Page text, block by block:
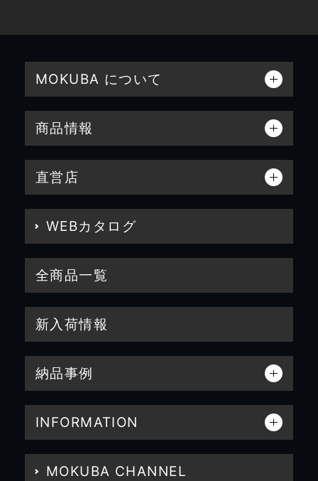
MOKUBA について
商品情報
直営店
WEBカタログ
全商品一覧
新入荷情報
納品事例
INFORMATION
MOKUBA CHANNEL